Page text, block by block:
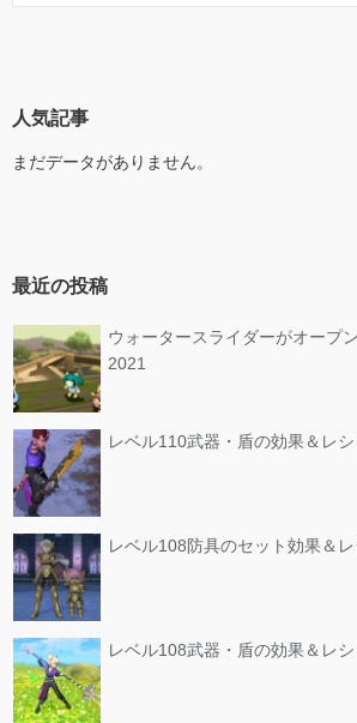
人気記事
まだデータがありません。
最近の投稿
ウォータースライダーがオープ
2021
レベル110武器・盾の効果＆レシ
レベル108防具のセット効果＆レ
レベル108武器・盾の効果＆レシ